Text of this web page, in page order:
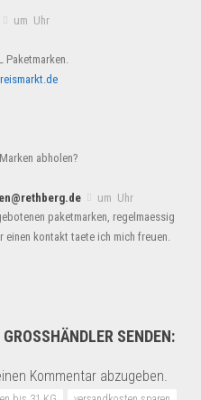
um Uhr
Paketmarken.
abholen?
um Uhr
paketmarken, regelmaessig
einen kontakt taete ich mich freuen.
SENDEN:
Kommentar abzugeben.